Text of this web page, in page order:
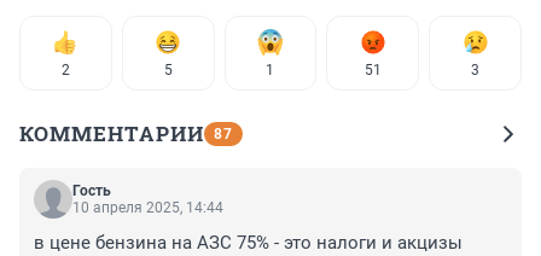
2 5 1 51 3
КОММЕНТАРИИ 87
Гость
10 апреля 2025, 14:44
в цене бензина на АЗС 75% - это налоги и акцизы